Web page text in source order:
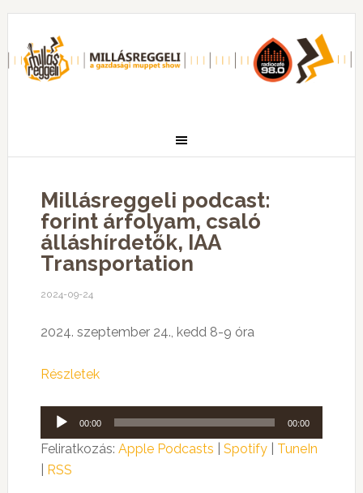
Millásreggeli podcast:
forint árfolyam, csaló
álláshírdetők, IAA
Transportation
2024-09-24
2024. szeptember 24., kedd 8-9 óra
Részletek
Audió
lejátszó
00:00 00:00
Feliratkozás: Apple Podcasts Spotify| TuneIn
RSS